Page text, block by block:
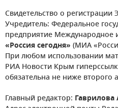
Свидетельство о
Учредитель: Федеральное
предприятие Международное
«Россия сегодня» (МИА
При любом использовании
РИА Новости Крым
обязательна не ниже второго
Главный редактор: Гаврилова